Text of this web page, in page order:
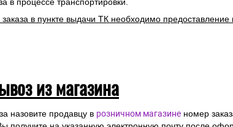
в пункте выдачи ТК необходимо предоставление
из магазина
назовите продавцу в розничном магазине номер